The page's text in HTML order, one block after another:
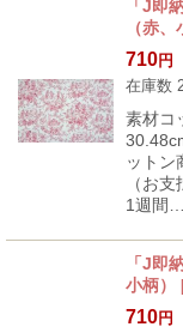
「J即
（赤、
710円
在庫数
素材コ
ットン
（お
1週間…
「J即
小柄）
710円